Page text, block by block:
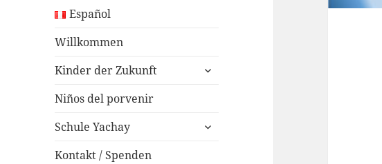
Español
Willkommen
Kinder der Zukunft
expand
Niños del porvenir
Schule Yachay
expand
Kontakt / Spenden